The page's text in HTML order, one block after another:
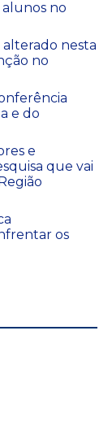
no
nesta
no
e do
e
que vai
os